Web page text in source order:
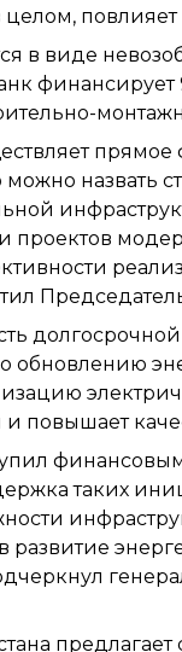
целом,
в виде
финансирует
назвать
повышает
таких